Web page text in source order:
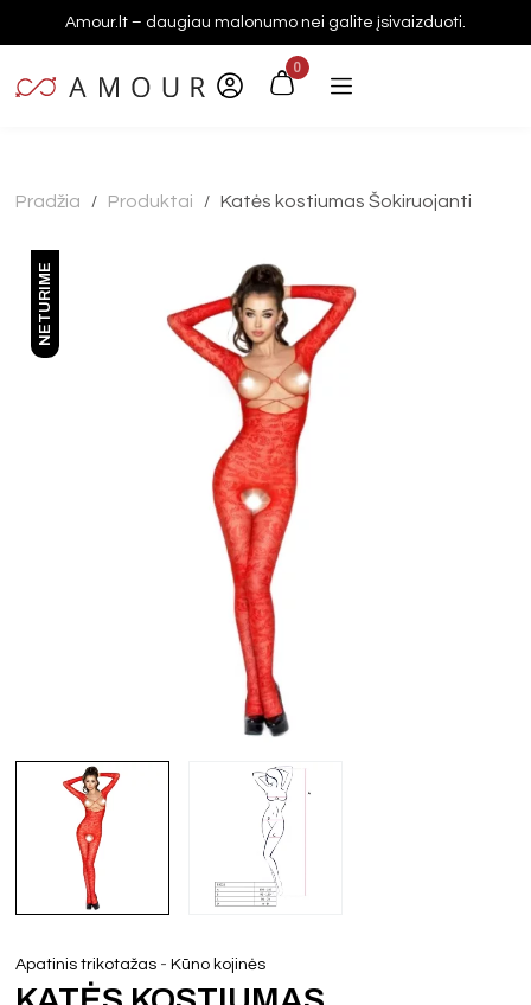
Amour.lt – daugiau malonumo nei galite įsivaizduoti.
0
Pradžia / Produktai / Katės kostiumas Šokiruojanti
NETURIME
Apatinis trikotažas -Kūno kojinės